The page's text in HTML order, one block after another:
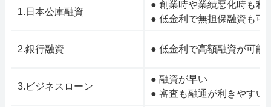
1.日本公庫融資
● 創業時や業績悪化時も利
● 低金利で無担保融資も可
2.銀行融資 ● 低金利で高額融資が可能
3.ビジネスローン
● 融資が早い
● 審査も融通が利きやすい